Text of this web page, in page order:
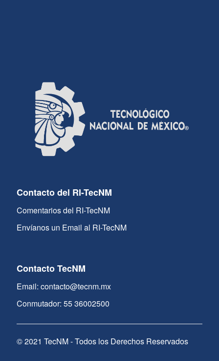
Contacto del RI-TecNM
Comentarios del RI-TecNM
Envíanos un Email al RI-TecNM
Contacto TecNM
Email: contacto@tecnm.mx
Conmutador: 55 36002500
© 2021 TecNM - Todos los Derechos Reservados